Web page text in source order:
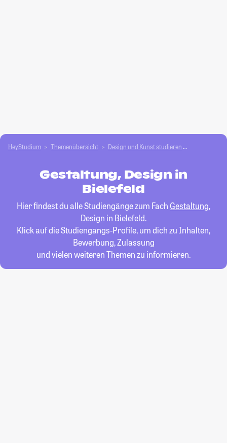
HeyStudium Themenübersicht Design und Kunst studieren
Gestaltung, Design in
Bielefeld
Hier findest du alle Studiengänge zum Fach Gestaltung,
Design in Bielefeld.
Klick auf die Studiengangs-Profile, um dich zu Inhalten,
Bewerbung, Zulassung
und vielen weiteren Themen zu informieren.